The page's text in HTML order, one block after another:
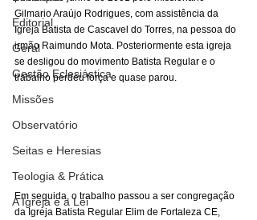
Editorial
Geral
Gestão Eclesiástica
Missões
Observatório
Seitas e Heresias
Teologia & Prática
A Igreja e a Lei
Gilmario Araújo Rodrigues, com assistência da
Igreja Batista de Cascavel do Torres, na pessoa do
irmão Raimundo Mota. Posteriormente esta igreja
se desligou do movimento Batista Regular e o
trabalho perdeu força e quase parou.
Em seguida, o trabalho passou a ser congregação
da Igreja Batista Regular Elim de Fortaleza CE,